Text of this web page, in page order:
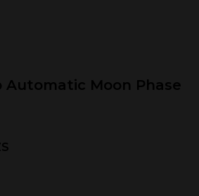
Automatic Moon Phase